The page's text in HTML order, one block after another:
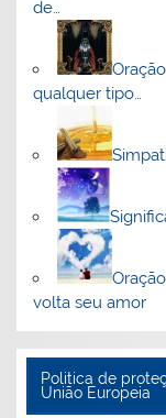
de…
qualquer tipo…
volta seu amor
Politica de
União Europeia